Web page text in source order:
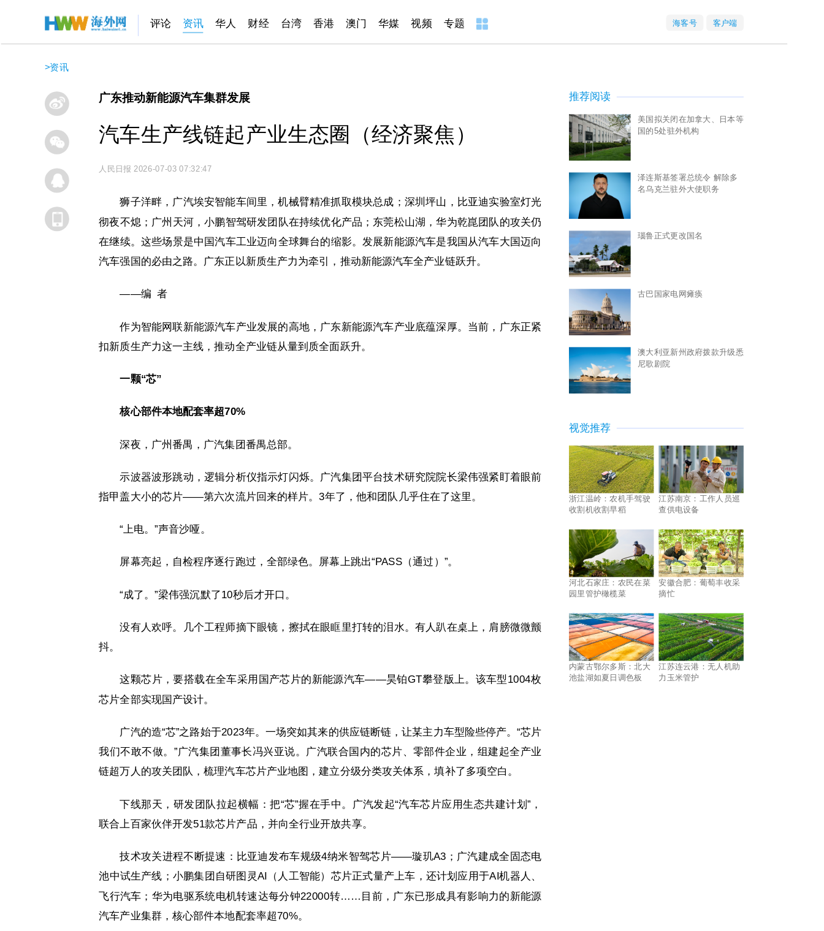
评论 资讯 华人 财经 台湾 香港 澳门 华媒 视频 专题 海客号 客户端
>资讯
广东推动新能源汽车集群发展
汽车生产线链起产业生态圈（经济聚焦）
人民日报 2026-07-03 07:32:47
狮子洋畔，广汽埃安智能车间里，机械臂精准抓取模块总成；深圳坪山，比亚迪实验室灯光
彻夜不熄；广州天河，小鹏智驾研发团队在持续优化产品；东莞松山湖，华为乾崑团队的攻关仍
在继续。这些场景是中国汽车工业迈向全球舞台的缩影。发展新能源汽车是我国从汽车大国迈向
汽车强国的必由之路。广东正以新质生产力为牵引，推动新能源汽车全产业链跃升。
——编 者
作为智能网联新能源汽车产业发展的高地，广东新能源汽车产业底蕴深厚。当前，广东正紧
扣新质生产力这一主线，推动全产业链从量到质全面跃升。
一颗“芯”
核心部件本地配套率超70%
深夜，广州番禺，广汽集团番禺总部。
示波器波形跳动，逻辑分析仪指示灯闪烁。广汽集团平台技术研究院院长梁伟强紧盯着眼前
指甲盖大小的芯片——第六次流片回来的样片。3年了，他和团队几乎住在了这里。
“上电。”声音沙哑。
屏幕亮起，自检程序逐行跑过，全部绿色。屏幕上跳出“PASS（通过）”。
“成了。”梁伟强沉默了10秒后才开口。
没有人欢呼。几个工程师摘下眼镜，擦拭在眼眶里打转的泪水。有人趴在桌上，肩膀微微颤
抖。
这颗芯片，要搭载在全车采用国产芯片的新能源汽车——昊铂GT攀登版上。该车型1004枚
芯片全部实现国产设计。
广汽的造“芯”之路始于2023年。一场突如其来的供应链断链，让某主力车型险些停产。“芯片
我们不敢不做。”广汽集团董事长冯兴亚说。广汽联合国内的芯片、零部件企业，组建起全产业
链超万人的攻关团队，梳理汽车芯片产业地图，建立分级分类攻关体系，填补了多项空白。
下线那天，研发团队拉起横幅：把“芯”握在手中。广汽发起“汽车芯片应用生态共建计划”，
联合上百家伙伴开发51款芯片产品，并向全行业开放共享。
技术攻关进程不断提速：比亚迪发布车规级4纳米智驾芯片——璇玑A3；广汽建成全固态电
池中试生产线；小鹏集团自研图灵AI（人工智能）芯片正式量产上车，还计划应用于AI机器人、
飞行汽车；华为电驱系统电机转速达每分钟22000转……目前，广东已形成具有影响力的新能源
汽车产业集群，核心部件本地配套率超70%。
推荐阅读
美国拟关闭在加拿大、日本等
国的5处驻外机构
泽连斯基签署总统令 解除多
名乌克兰驻外大使职务
瑙鲁正式更改国名
古巴国家电网瘫痪
澳大利亚新州政府拨款升级悉
尼歌剧院
视觉推荐
浙江温岭：农机手驾驶
收割机收割早稻
江苏南京：工作人员巡
查供电设备
河北石家庄：农民在菜
园里管护橄榄菜
安徽合肥：葡萄丰收采
摘忙
内蒙古鄂尔多斯：北大
池盐湖如夏日调色板
江苏连云港：无人机助
力玉米管护